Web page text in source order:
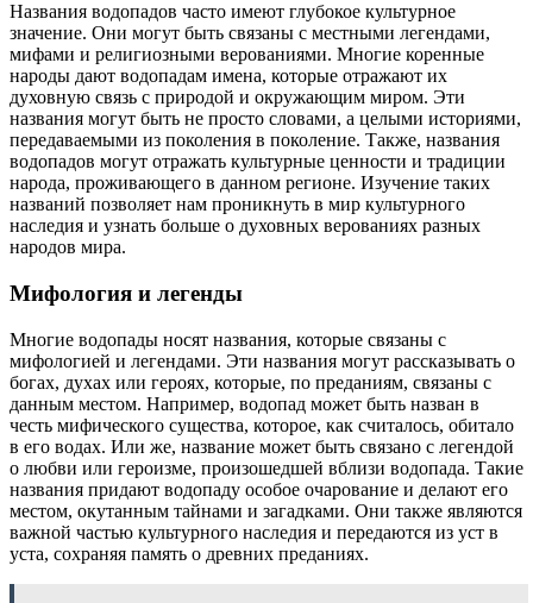
Названия водопадов часто имеют глубокое культурное
значение. Они могут быть связаны с местными легендами,
мифами и религиозными верованиями. Многие коренные
народы дают водопадам имена, которые отражают их
духовную связь с природой и окружающим миром. Эти
названия могут быть не просто словами, а целыми историями,
передаваемыми из поколения в поколение. Также, названия
водопадов могут отражать культурные ценности и традиции
народа, проживающего в данном регионе. Изучение таких
названий позволяет нам проникнуть в мир культурного
наследия и узнать больше о духовных верованиях разных
народов мира.
Мифология и легенды
Многие водопады носят названия, которые связаны с
мифологией и легендами. Эти названия могут рассказывать о
богах, духах или героях, которые, по преданиям, связаны с
данным местом. Например, водопад может быть назван в
честь мифического существа, которое, как считалось, обитало
в его водах. Или же, название может быть связано с легендой
о любви или героизме, произошедшей вблизи водопада. Такие
названия придают водопаду особое очарование и делают его
местом, окутанным тайнами и загадками. Они также являются
важной частью культурного наследия и передаются из уст в
уста, сохраняя память о древних преданиях.